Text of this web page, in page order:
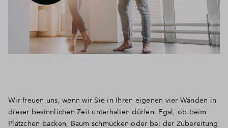
Wir freuen uns, wenn wir Sie in Ihren eigenen vier Wänden in
dieser besinnlichen Zeit unterhalten dürfen. Egal, ob beim
Plätzchen backen, Baum schmücken oder bei der Zubereitung